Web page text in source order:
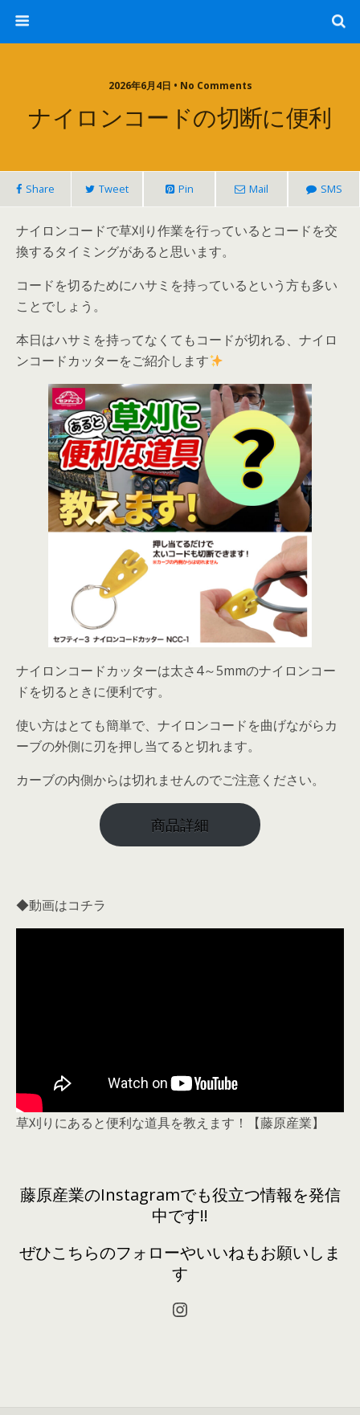
2026年6月4日 • No Comments
ナイロンコードの切断に便利
Share Tweet Pin Mail SMS
ナイロンコードで草刈り作業を行っているとコードを交
換するタイミングがあると思います。
コードを切るためにハサミを持っているという方も多い
ことでしょう。
本日はハサミを持ってなくてもコードが切れる、ナイロ
ンコードカッターをご紹介します
ナイロンコードカッターは太さ4～5mmのナイロンコー
ドを切るときに便利です。
使い方はとても簡単で、ナイロンコードを曲げながらカ
ーブの外側に刃を押し当てると切れます。
カーブの内側からは切れませんのでご注意ください。
商品詳細
◆動画はコチラ
草刈りにあると便利な道具を教えます！【藤原産業】
藤原産業のInstagramでも役立つ情報を発信
中です!!
ぜひこちらのフォローやいいねもお願いしま
す
Instagram